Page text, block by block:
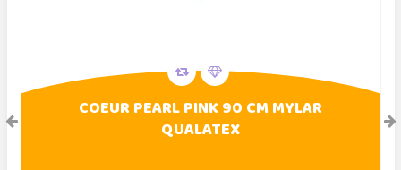
COEUR PEARL PINK 90 CM MYLAR
QUALATEX